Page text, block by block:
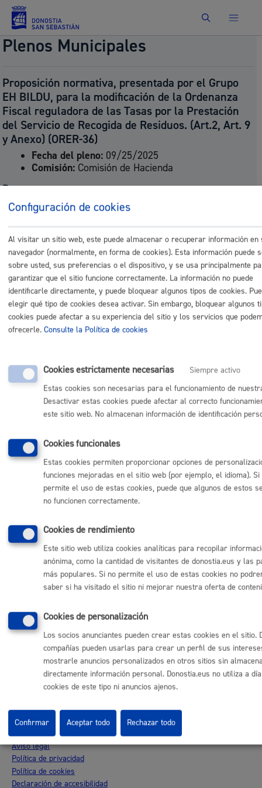
Buscar
Plenos Municipales
Proposición normativa, presentada por el Grupo
EH BILDU, para la modificación de la Ordenanza
Fiscal reguladora de las Tasas por la Prestación
del Servicio de Recogida de Residuos. (Art.2, Art. 9
y Anexo) (ORER-36)
Fecha del pleno: 09/25/2025
Comisión: Comisión de Hacienda
Documentos
41.- 760.-
41.-760.-
Comunícate con el Ayuntamiento de Donostia / San
Sebastián
Buzón de la ciudadanía
Informar de un error en la web
Ofertas de empleo
Perfil del contratante
Mapas - GeoDonostia
Sala de prensa
Mapa web
Otras páginas web corporativas
Donostia Kirola
Donostia Kultura
Donostia Turismo
Dbus
Síguenos en redes sociales
© Donostiako Udala - Ayuntamiento de Donostia / San Sebastián
Ijentea 1, 20003 Donostia / San Sebastián
Aviso legal
Política de privacidad
Política de cookies
Declaración de accesibilidad
Configuración de cookies
Al visitar un sitio web, este puede almacenar o recuperar información en
navegador (normalmente, en forma de cookies). Esta información puede
sobre usted, sus preferencias o el dispositivo, y se usa principalmente
garantizar que el sitio funcione correctamente. La información no puede
identificarle directamente, y puede bloquear algunos tipos de cookies.
elegir qué tipo de cookies desea activar. Sin embargo, bloquear algunos
cookies puede afectar a su experiencia del sitio y los servicios que
ofrecerle. Consulte la Política de cookies
Cookies estrictamente necesarias
Siempre activo
Estas cookies son necesarias para el funcionamiento de
Desactivar estas cookies puede afectar al correcto
este sitio web. No almacenan información de identificación
Cookies funcionales
Estas cookies permiten proporcionar opciones de
funciones mejoradas en el sitio web (por ejemplo, el idioma). Si
permite el uso de estas cookies, puede que algunos de estos
no funcionen correctamente.
Cookies de rendimiento
Este sitio web utiliza cookies analíticas para recopilar
anónima, como la cantidad de visitantes de donostia.eus y las
más populares. Si no permite el uso de estas cookies no
saber si ha visitado el sitio ni mejorar nuestra oferta de
Cookies de personalización
Los socios anunciantes pueden crear estas cookies en el sitio.
compañías pueden usarlas para crear un perfil de sus
mostrarle anuncios personalizados en otros sitios sin
directamente información personal. Donostia.eus no utiliza a
cookies de este tipo ni anuncios ajenos.
Rechazar todo
Confirmar Aceptar todo